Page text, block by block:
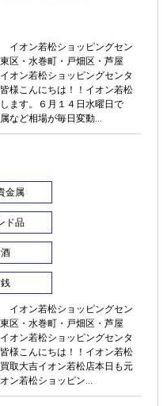
ショッピングセン
区・水巻町・戸畑区・芦屋
オン若松ショッピングセンタ
様こんにちは！！イオン若松
ます。６月１４日水曜日で
など相場が毎日変動...
金属
ド品
ショッピングセン
区・水巻町・戸畑区・芦屋
オン若松ショッピングセンタ
様こんにちは！！イオン若松
取大吉イオン若松店本日も元
ン若松ショッピン...